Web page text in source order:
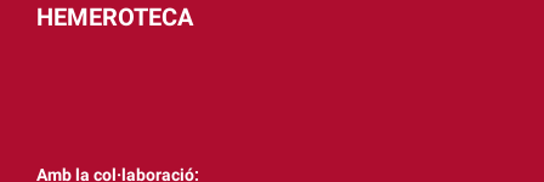
HEMEROTECA
Amb la col·laboració: